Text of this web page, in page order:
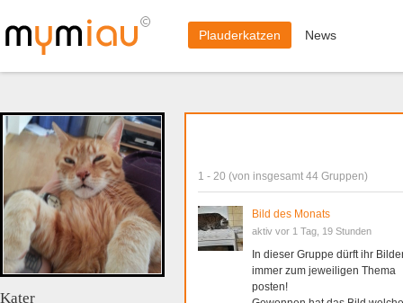
Plauderkatzen News
Kater
1 - 20 (von insgesamt 44 Gruppen)
Bild des Monats
aktiv vor 1 Tag, 19 Stunden
In dieser Gruppe dürft ihr
immer zum jeweiligen Thema
posten!